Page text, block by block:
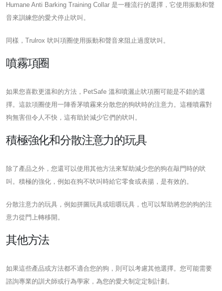
Humane Anti Barking Training Collar 是一種流行的選擇，它使用振動和聲
音來訓練您的愛犬停止吠叫。
同樣，Trulrox 吠叫項圈使用振動和聲音來阻止過度吠叫。
噴霧項圈
如果您喜歡更溫和的方法，PetSafe 溫和噴灑止吠項圈可能是不錯的選
擇。這款項圈使用一陣香茅噴霧來分散您的狗吠時的注意力。這種噴霧對
狗無害但令人不快，這有助於減少它們的吠叫。
積極強化和分散注意力的玩具
除了產品之外，您還可以使用其他方法來幫助減少您的狗在敲門時的吠
叫。積極的強化，例如在狗不吠叫時給它零食或表揚，是有效的。
分散注意力的玩具，例如拼圖玩具或咀嚼玩具，也可以幫助將您的狗的注
意力從門上轉移開。
其他方法
如果這些產品或方法都不適合您的狗，則可以考慮其他選擇。您可能需要
諮詢專業的訓犬師或行為學家，為您的愛犬制定定制計劃。